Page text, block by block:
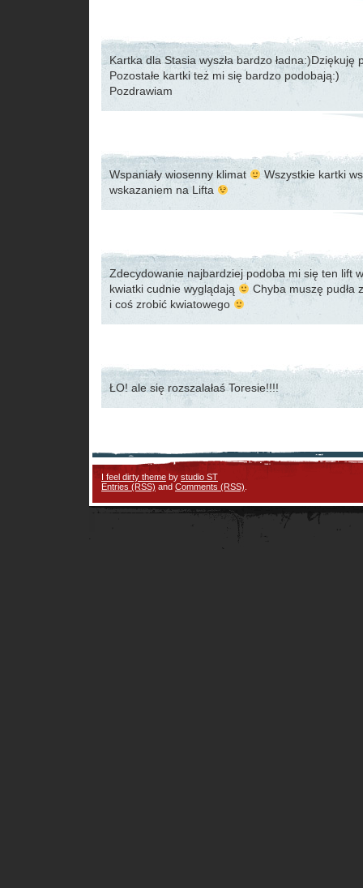
Kartka dla Stasia wyszła bardzo ładna:)Dziękuję
Pozostałe kartki też mi się bardzo podobają:)
Pozdrawiam
Wspaniały wiosenny klimat
Wszystkie kartki
wskazaniem na Lifta
Zdecydowanie najbardziej podoba mi się ten lift
kwiatki cudnie wyglądają
Chyba muszę pudła
i coś zrobić kwiatowego
ŁO! ale się rozszalałaś Toresie!!!!
I feel dirty theme by studio ST
Entries (RSS) and Comments (RSS)